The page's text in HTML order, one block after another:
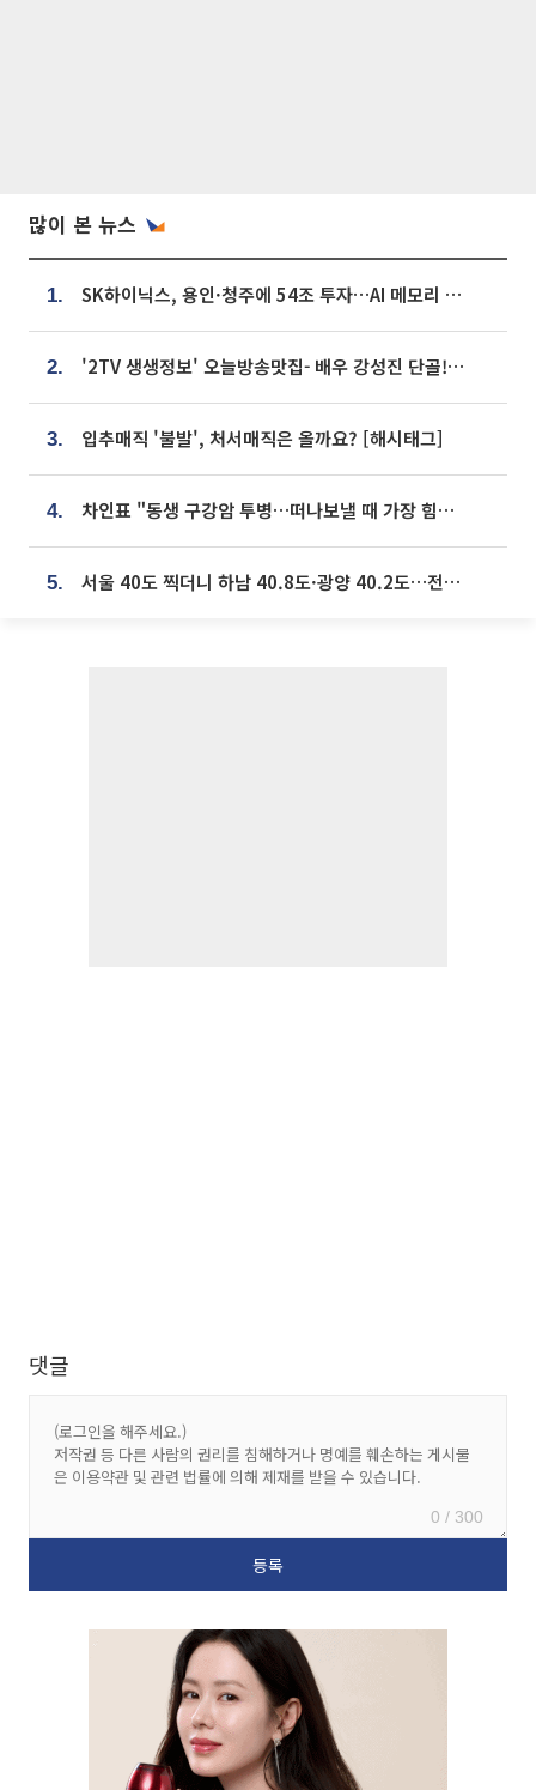
많이 본 뉴스
1. SK하이닉스, 용인·청주에 54조 투자…AI 메모리 생산기지 키운다
2. '2TV 생생정보' 오늘방송맛집- 배우 강성진 단골! 쌀국수ㆍ푸팟퐁 커리 맛집 '블○○○'
3. 입추매직 '불발', 처서매직은 올까요? [해시태그]
4. 차인표 "동생 구강암 투병…떠나보낼 때 가장 힘들었다”
5. 서울 40도 찍더니 하남 40.8도·광양 40.2도…전국 '펄펄'
댓글
0 / 300